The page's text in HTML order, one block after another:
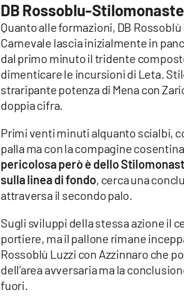
Vai
DB Rossoblu-
Quanto alle formazioni, DB
Carnevale lascia inizialmente in
dal primo minuto il tridente
dimenticare le incursioni di Leta.
straripante potenza di Mena con
doppia cifra.
Primi venti minuti alquanto scialbi,
palla ma con la compagine
pericolosa però è dello
sulla linea di fondo, cerca una
attraversa il secondo palo.
Sugli sviluppi della stessa azione il
portiere, ma il pallone rimane
Rossoblù Luzzi con Azzinnaro che
dell’area avversaria ma la
fuori.